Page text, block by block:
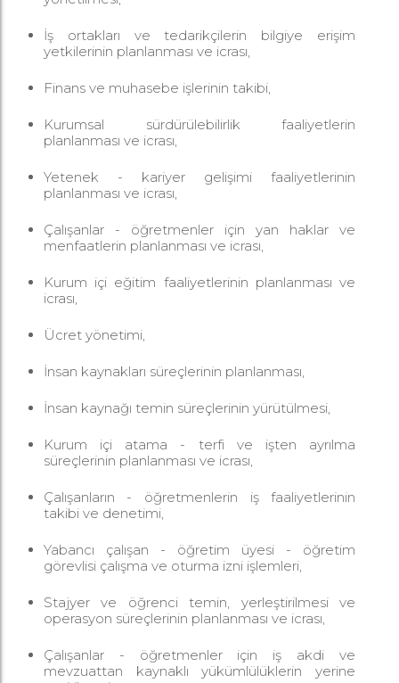
İş ortakları ve tedarikçilerin bilgiye erişim
yetkilerinin planlanması ve icrası,
Finans ve muhasebe işlerinin takibi,
Kurumsal sürdürülebilirlik faaliyetlerin
planlanması ve icrası,
Yetenek - kariyer gelişimi faaliyetlerinin
planlanması ve icrası,
Çalışanlar - öğretmenler için yan haklar ve
menfaatlerin planlanması ve icrası,
Kurum içi eğitim faaliyetlerinin planlanması ve
icrası,
Ücret yönetimi,
İnsan kaynakları süreçlerinin planlanması,
İnsan kaynağı temin süreçlerinin yürütülmesi,
Kurum içi atama - terfi ve işten ayrılma
süreçlerinin planlanması ve icrası,
Çalışanların - öğretmenlerin iş faaliyetlerinin
takibi ve denetimi,
Yabancı çalışan - öğretim üyesi - öğretim
görevlisi çalışma ve oturma izni işlemleri,
Stajyer ve öğrenci temin, yerleştirilmesi ve
operasyon süreçlerinin planlanması ve icrası,
Çalışanlar - öğretmenler için iş akdi ve
mevzuattan kaynaklı yükümlülüklerin yerine